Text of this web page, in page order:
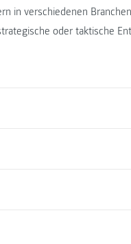
in verschiedenen
oder taktische